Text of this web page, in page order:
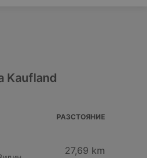
Kaufland
РАЗСТОЯНИЕ
27,69 km